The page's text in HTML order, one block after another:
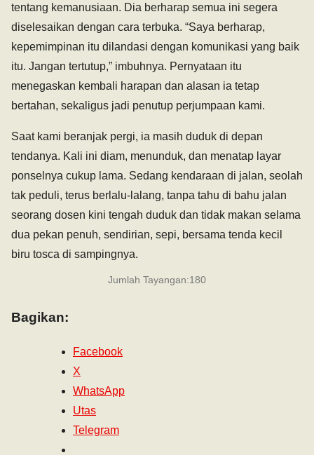
tentang kemanusiaan. Dia berharap semua ini segera
diselesaikan dengan cara terbuka. “Saya berharap,
kepemimpinan itu dilandasi dengan komunikasi yang baik
itu. Jangan tertutup,” imbuhnya. Pernyataan itu
menegaskan kembali harapan dan alasan ia tetap
bertahan, sekaligus jadi penutup perjumpaan kami.
Saat kami beranjak pergi, ia masih duduk di depan
tendanya. Kali ini diam, menunduk, dan menatap layar
ponselnya cukup lama. Sedang kendaraan di jalan, seolah
tak peduli, terus berlalu-lalang, tanpa tahu di bahu jalan
seorang dosen kini tengah duduk dan tidak makan selama
dua pekan penuh, sendirian, sepi, bersama tenda kecil
biru tosca di sampingnya.
Jumlah Tayangan:180
Bagikan:
Facebook
X
WhatsApp
Utas
Telegram